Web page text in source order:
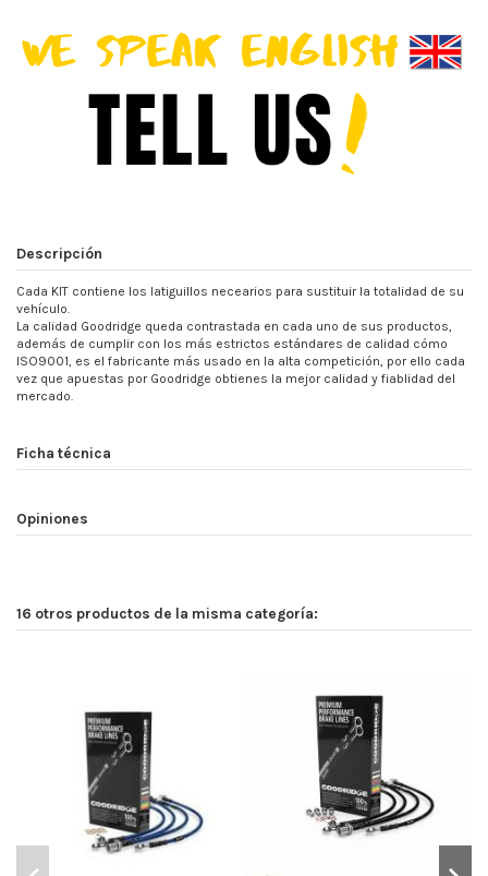
Descripción
Cada KIT contiene los latiguillos necearios para sustituir la totalidad de su
vehículo.
La calidad Goodridge queda contrastada en cada uno de sus productos,
además de cumplir con los más estrictos estándares de calidad cómo
ISO9001, es el fabricante más usado en la alta competición, por ello cada
vez que apuestas por Goodridge obtienes la mejor calidad y fiablidad del
mercado.
Ficha técnica
Opiniones
16 otros productos de la misma categoría: